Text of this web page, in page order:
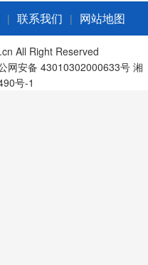
| 联系我们 | 网站地图
All Right Reserved
网安备 43010302000633号 湘
号-1